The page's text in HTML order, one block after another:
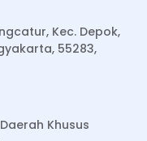
Kec. Depok,
55283,
Khusus